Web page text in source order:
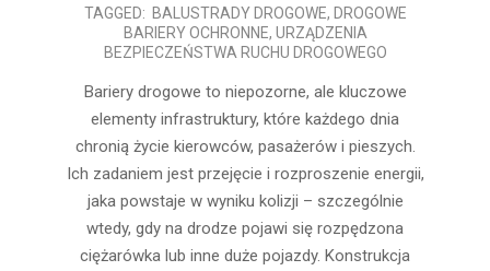
2025-
TAGGED: BALUSTRADY DROGOWE, DROGOWE
BARIERY OCHRONNE, URZĄDZENIA
BEZPIECZEŃSTWA RUCHU DROGOWEGO
Bariery drogowe to niepozorne, ale kluczowe
elementy infrastruktury, które każdego dnia
chronią życie kierowców, pasażerów i pieszych.
Ich zadaniem jest przejęcie i rozproszenie energii,
jaka powstaje w wyniku kolizji – szczególnie
wtedy, gdy na drodze pojawi się rozpędzona
ciężarówka lub inne duże pojazdy. Konstrukcja